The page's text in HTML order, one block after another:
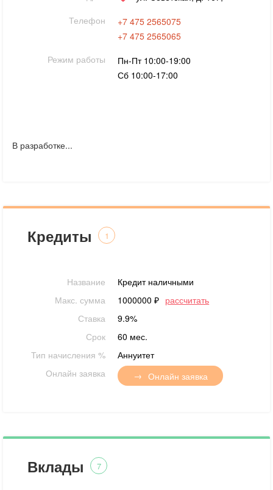
Телефон
+7 475 2565075
+7 475 2565065
Режим работы
Пн-Пт 10:00-19:00
Сб 10:00-17:00
В разработке...
Кредиты 1
Название
Кредит наличными
Макс. сумма
1000000 ₽ рассчитать
Ставка
9.9%
Срок
60 мес.
Тип начисления %
Аннуитет
Онлайн заявка
Онлайн заявка
Вклады 7